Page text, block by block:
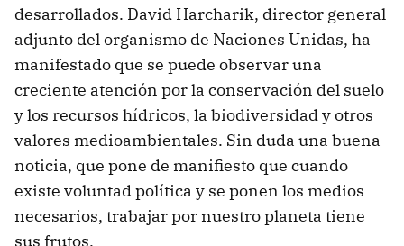
desarrollados. David Harcharik, director general
adjunto del organismo de Naciones Unidas, ha
manifestado que se puede observar una
creciente atención por la conservación del suelo
y los recursos hídricos, la biodiversidad y otros
valores medioambientales. Sin duda una buena
noticia, que pone de manifiesto que cuando
existe voluntad política y se ponen los medios
necesarios, trabajar por nuestro planeta tiene
sus frutos.